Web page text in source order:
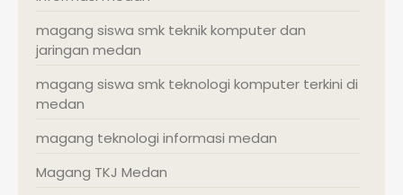
magang siswa smk teknik komputer dan
jaringan medan
magang siswa smk teknologi komputer terkini di
medan
magang teknologi informasi medan
Magang TKJ Medan